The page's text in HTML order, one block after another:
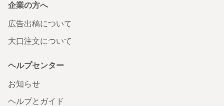
企業の方へ
広告出稿について
大口注文について
ヘルプセンター
お知らせ
ヘルプとガイド